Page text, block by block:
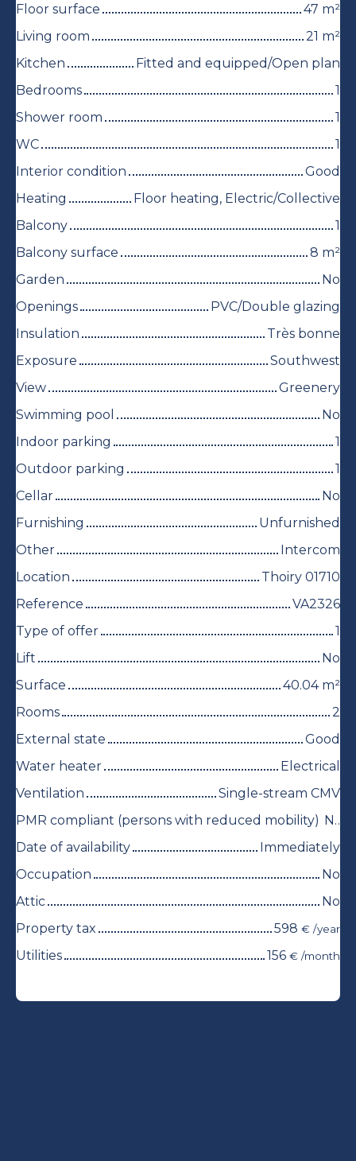
Floor surface
47 m²
Living room
21 m²
Kitchen
Fitted and equipped/Open plan
Bedrooms
1
Shower room
1
WC
1
Interior condition
Good
Heating
Floor heating, Electric/Collective
Balcony
1
Balcony surface
8 m²
Garden
No
Openings
PVC/Double glazing
Insulation
Très bonne
Exposure
Southwest
View
Greenery
Swimming pool
No
Indoor parking
1
Outdoor parking
1
Cellar
No
Furnishing
Unfurnished
Other
Intercom
Location
Thoiry 01710
Reference
VA2326
Type of offer
1
Lift
No
Surface
40.04 m²
Rooms
2
External state
Good
Water heater
Electrical
Ventilation
Single-stream CMV
PMR compliant (persons with reduced mobility)
No
Date of availability
Immediately
Occupation
No
Attic
No
Property tax
598 € /year
Utilities 156 € /month